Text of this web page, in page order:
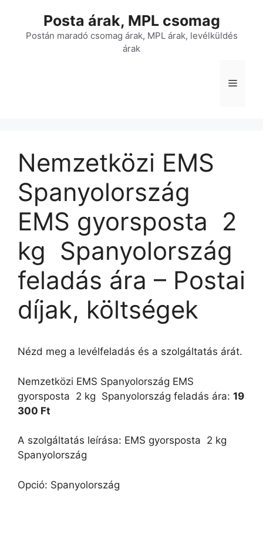
tartalomba
Posta árak, MPL csomag
Postán maradó csomag árak, MPL árak, levélküldés
árak
Menü
Nemzetközi EMS
Spanyolország
EMS gyorsposta  2
kg  Spanyolország
feladás ára – Postai
díjak, költségek
Nézd meg a levélfeladás és a szolgáltatás árát.
Nemzetközi EMS Spanyolország EMS
gyorsposta  2 kg  Spanyolország feladás ára: 19
300 Ft
A szolgáltatás leírása: EMS gyorsposta  2 kg 
Spanyolország
Opció: Spanyolország